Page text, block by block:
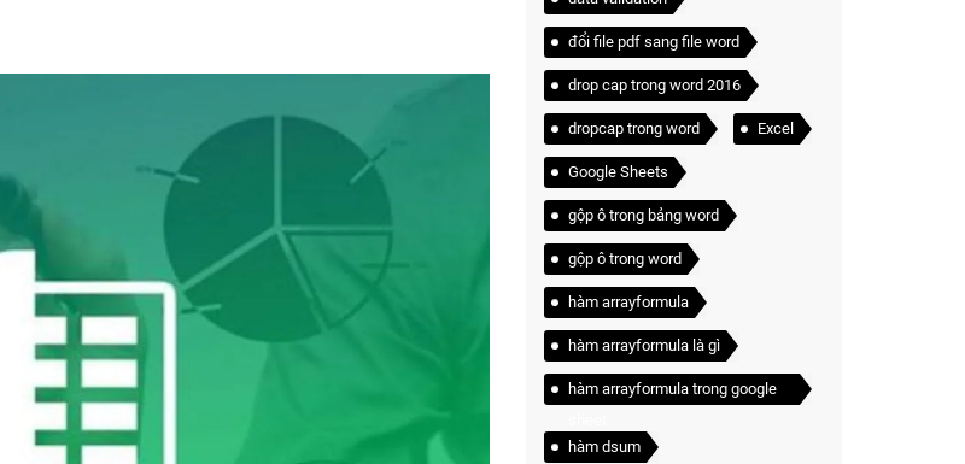
đổi file pdf sang file word
drop cap trong word 2016
dropcap trong word Excel
Google Sheets
gộp ô trong bảng word
gộp ô trong word
hàm arrayformula
hàm arrayformula là gì
hàm arrayformula trong google
hàm dsum